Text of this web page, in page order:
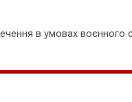
в умовах воєнного